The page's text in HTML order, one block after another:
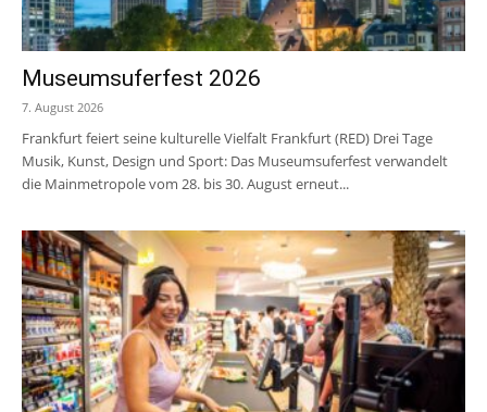
Museumsuferfest 2026
7. August 2026
Frankfurt feiert seine kulturelle Vielfalt Frankfurt (RED) Drei Tage
Musik, Kunst, Design und Sport: Das Museumsuferfest verwandelt
die Mainmetropole vom 28. bis 30. August erneut...